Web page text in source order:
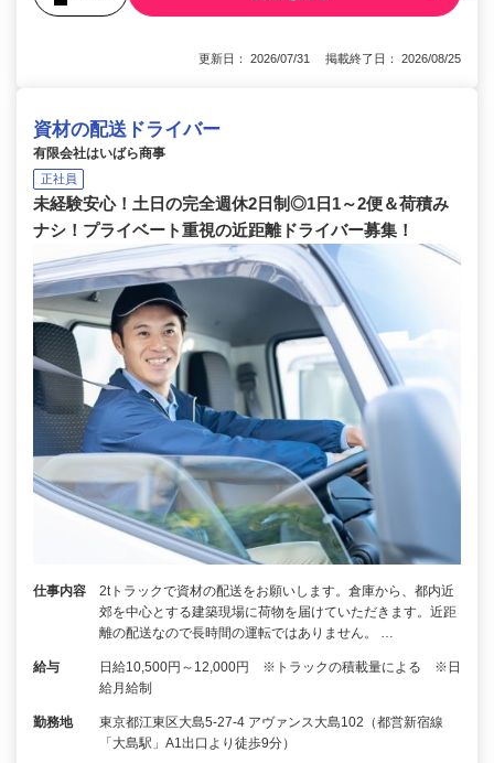
更新日： 2026/07/31 掲載終了日： 2026/08/25
資材の配送ドライバー
有限会社はいばら商事
正社員
未経験安心！土日の完全週休2日制◎1日1～2便＆荷積み
ナシ！プライベート重視の近距離ドライバー募集！
仕事内容
2tトラックで資材の配送をお願いします。倉庫から、都内近
郊を中心とする建築現場に荷物を届けていただきます。近距
離の配送なので長時間の運転ではありません。 …
給与
日給10,500円～12,000円 ※トラックの積載量による ※日
給月給制
勤務地
東京都江東区大島5-27-4 アヴァンス大島102（都営新宿線
「大島駅」A1出口より徒歩9分）